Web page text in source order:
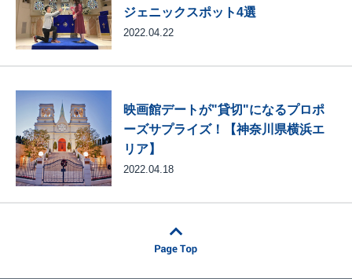
ジェニックスポット4選
2022.04.22
映画館デートが"貸切"になるプロポ
ーズサプライズ！【神奈川県横浜エ
リア】
2022.04.18